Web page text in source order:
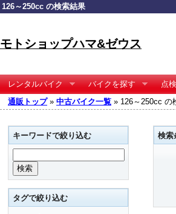
126～250cc の検索結果
モトショップハマ&ゼウス
レンタルバイク バイクを探す 点
通販トップ» 中古バイク一覧 » 126～250cc の
検索
キーワードで絞り込む
タグで絞り込む